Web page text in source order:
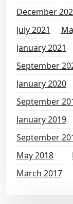
December
July 2021
January 2021
September
January 2020
September
January 2019
September
May 2018
March 2017